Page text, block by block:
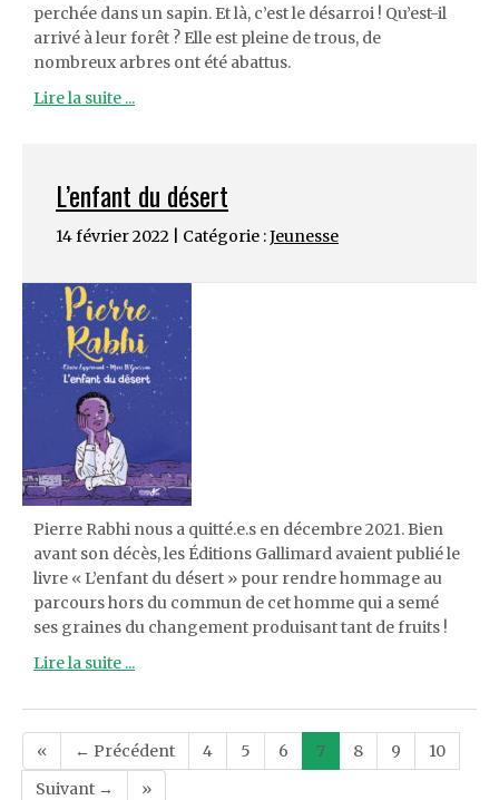
perchée dans un sapin. Et là, c’est le désarroi ! Qu’est-il
arrivé à leur forêt ? Elle est pleine de trous, de
nombreux arbres ont été abattus.
Lire la suite ...
L’enfant du désert
14 février 2022 | Catégorie :Jeunesse
Pierre Rabhi nous a quitté.e.s en décembre 2021. Bien
avant son décès, les Éditions Gallimard avaient publié le
livre « L’enfant du désert » pour rendre hommage au
parcours hors du commun de cet homme qui a semé
ses graines du changement produisant tant de fruits !
Lire la suite ...
Post
navigation
« ← Précédent 4 5 6 7 8 9
10
Suivant →
»